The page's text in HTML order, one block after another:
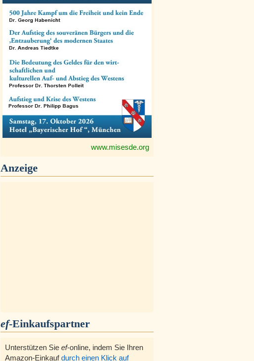
www.misesde.org
Anzeige
ef-Einkaufspartner
Unterstützen Sie ef-online, indem Sie Ihren
Amazon-Einkaufdurch einen Klick auf